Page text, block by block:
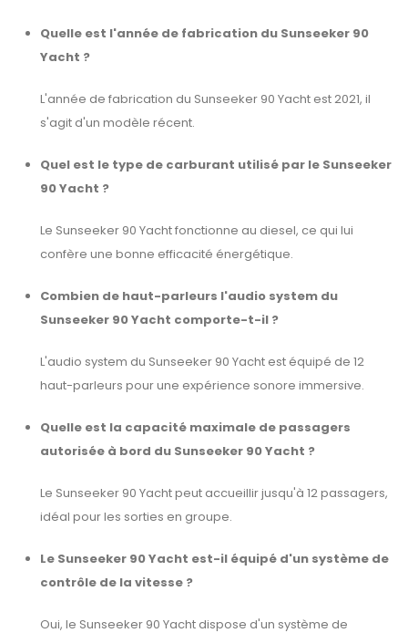
Quelle est l'année de fabrication du Sunseeker 90
Yacht ?
L'année de fabrication du Sunseeker 90 Yacht est 2021, il
s'agit d'un modèle récent.
Quel est le type de carburant utilisé par le Sunseeker
90 Yacht ?
Le Sunseeker 90 Yacht fonctionne au diesel, ce qui lui
confère une bonne efficacité énergétique.
Combien de haut-parleurs l'audio system du
Sunseeker 90 Yacht comporte-t-il ?
L'audio system du Sunseeker 90 Yacht est équipé de 12
haut-parleurs pour une expérience sonore immersive.
Quelle est la capacité maximale de passagers
autorisée à bord du Sunseeker 90 Yacht ?
Le Sunseeker 90 Yacht peut accueillir jusqu'à 12 passagers,
idéal pour les sorties en groupe.
Le Sunseeker 90 Yacht est-il équipé d'un système de
contrôle de la vitesse ?
Oui, le Sunseeker 90 Yacht dispose d'un système de